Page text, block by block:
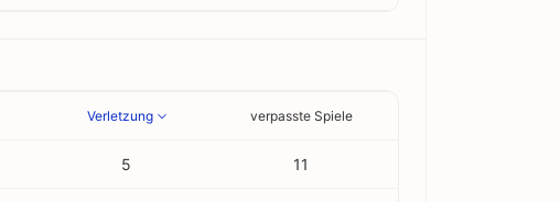
Verletzung verpasste Spiele
5 11